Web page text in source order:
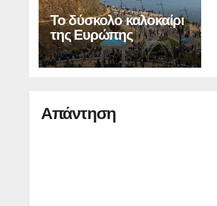
Το δύσκολο καλοκαίρι
της Ευρώπης
Απάντηση